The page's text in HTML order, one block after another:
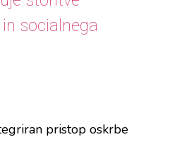
socialnega
pristop oskrbe